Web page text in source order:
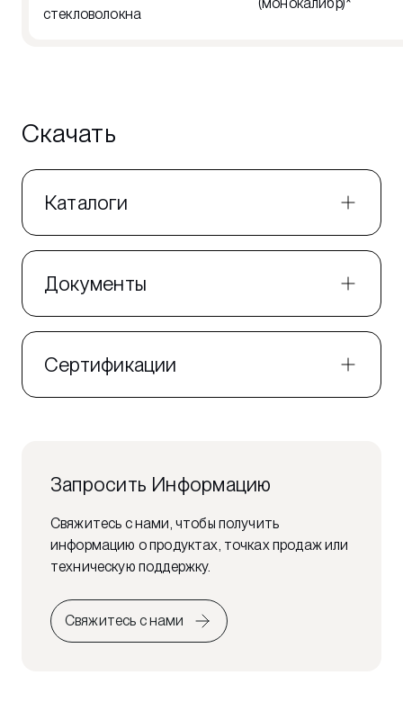
стекловолокна
Скачать
Каталоги
Документы
Сертификации
Запросить Информацию
Свяжитесь с нами, чтобы получить
информацию о продуктах, точках продаж или
техническую поддержку.
Свяжитесь с нами